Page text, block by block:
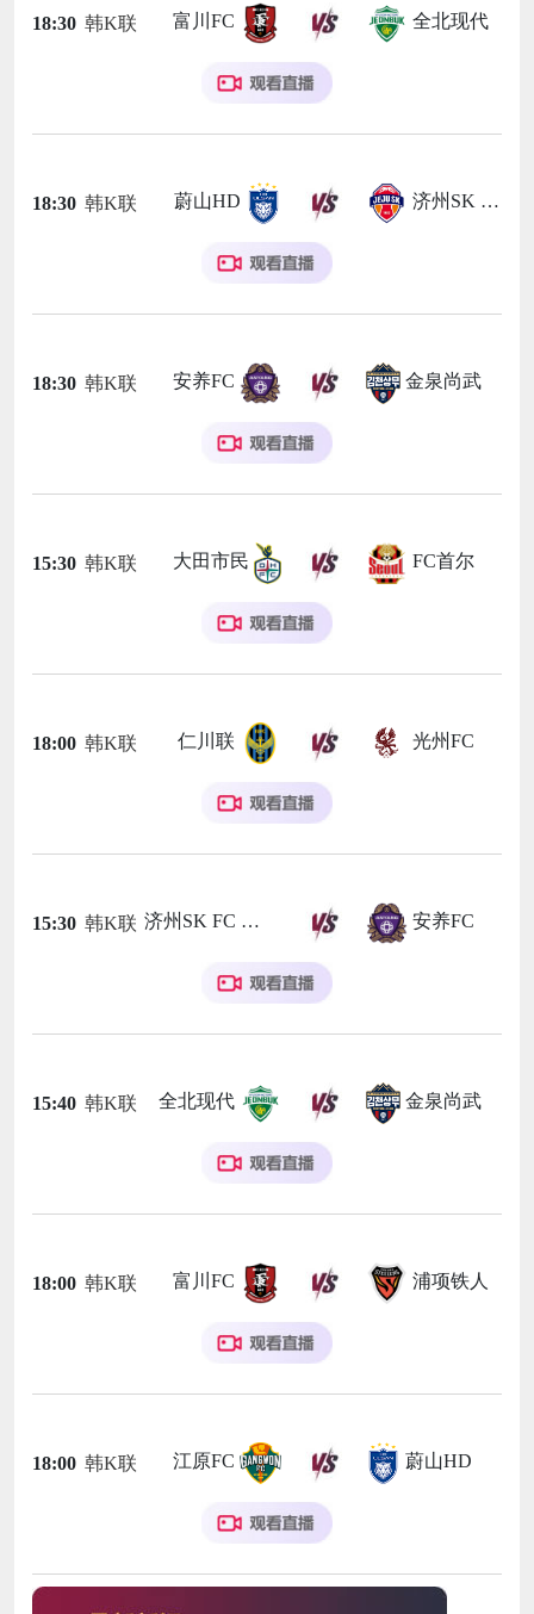
18:30 韩K联 富川FC 全北现代
18:30 韩K联 蔚山HD 济州SK FC
18:30 韩K联 安养FC 金泉尚武
15:30 韩K联 大田市民 FC首尔
18:00 韩K联 仁川联 光州FC
15:30 韩K联 济州SK FC 安养FC
15:40 韩K联 全北现代 金泉尚武
18:00 韩K联 富川FC 浦项铁人
18:00 韩K联 江原FC 蔚山HD